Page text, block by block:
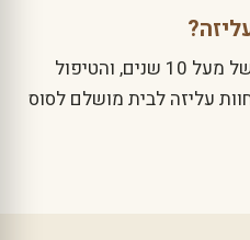
המיקום ליד יער בן שמן, הניסיון של מעל 10 שנים, והטיפול
עליזה לבית מושלם לסוס